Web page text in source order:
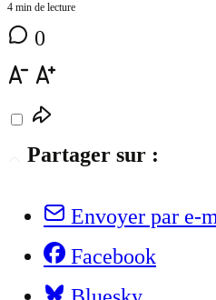
4 min de lecture
0
Partager sur :
Envoyer par e-
Facebook